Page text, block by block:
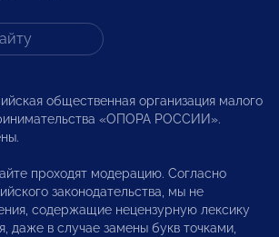
общественная организация малого
«ОПОРА РОССИИ».
проходят модерацию. Согласно
законодательства, мы не
содержащие нецензурную лексику
даже в случае замены букв точками,